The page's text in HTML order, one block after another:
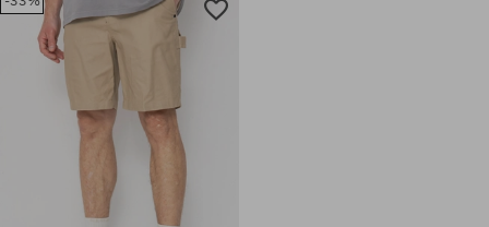
Elérhető méretek:
M; L; XL